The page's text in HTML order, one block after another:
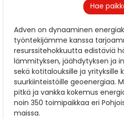
Adven on dynaaminen
työntekijämme kanssa
resurssitehokkuutta edistäviä
lämmityksen, jäähdytyksen ja
sekä kotitalouksille ja yrityksille
suurkiinteistöille geoenergiaa.
pitkä ja vankka kokemus
noin 350 toimipaikkaa eri
maissa.
Hae